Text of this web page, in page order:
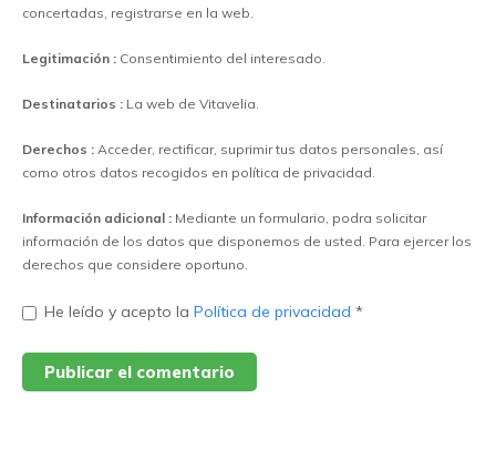
concertadas, registrarse en la web.
Legitimación : Consentimiento del interesado.
Destinatarios : La web de Vitavelia.
Derechos : Acceder, rectificar, suprimir tus datos personales, así
como otros datos recogidos en política de privacidad.
Información adicional : Mediante un formulario, podra solicitar
información de los datos que disponemos de usted. Para ejercer los
derechos que considere oportuno.
He leído y acepto la Política de privacidad *